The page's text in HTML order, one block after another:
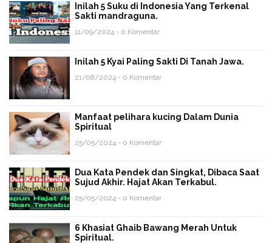
Inilah 5 Suku di Indonesia Yang Terkenal
Sakti mandraguna.
11/09/2024 - 0 Komentar
Inilah 5 Kyai Paling Sakti Di Tanah Jawa.
21/08/2024 - 0 Komentar
Manfaat pelihara kucing Dalam Dunia
Spiritual
25/05/2024 - 0 Komentar
Dua Kata Pendek dan Singkat, Dibaca Saat
Sujud Akhir. Hajat Akan Terkabul.
25/05/2024 - 0 Komentar
6 Khasiat Ghaib Bawang Merah Untuk
Spiritual.